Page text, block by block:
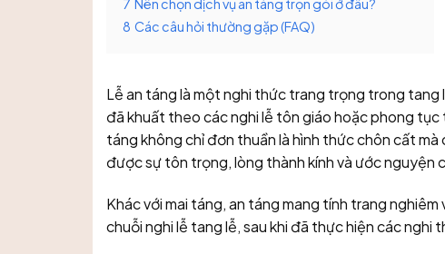
7 Nên chọn dịch vụ an táng trọn gói ở đâu?
8 Các câu hỏi thường gặp (FAQ)
Lễ an táng là một nghi thức trang trọng trong
đã khuất theo các nghi lễ tôn giáo hoặc phong
táng không chỉ đơn thuần là hình thức chôn cất
được sự tôn trọng, lòng thành kính và ước nguyện
Khác với mai táng, an táng mang tính trang
chuỗi nghi lễ tang lễ, sau khi đã thực hiện các nghi